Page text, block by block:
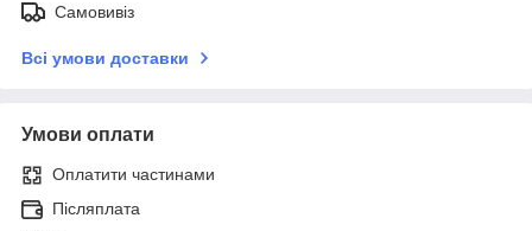
Самовивіз
Всі умови доставки
Умови оплати
Оплатити частинами
Післяплата